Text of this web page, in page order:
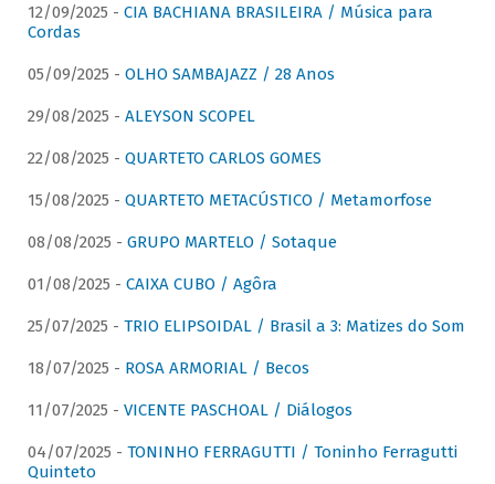
12/09/2025 - CIA BACHIANA BRASILEIRA / Música para
Cordas
05/09/2025 - OLHO SAMBAJAZZ / 28 Anos
29/08/2025 - ALEYSON SCOPEL
22/08/2025 - QUARTETO CARLOS GOMES
15/08/2025 - QUARTETO METACÚSTICO / Metamorfose
08/08/2025 - GRUPO MARTELO / Sotaque
01/08/2025 - CAIXA CUBO / Agôra
25/07/2025 - TRIO ELIPSOIDAL / Brasil a 3: Matizes do Som
18/07/2025 - ROSA ARMORIAL / Becos
11/07/2025 - VICENTE PASCHOAL / Diálogos
04/07/2025 - TONINHO FERRAGUTTI / Toninho Ferragutti
Quinteto